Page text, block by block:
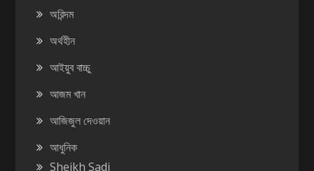
অরিন্দম
অর্থহীন
আইয়ুব বাচ্চু
আজম খান
আজিজুল দেওয়ান
আধুনিক
Sheikh Sadi